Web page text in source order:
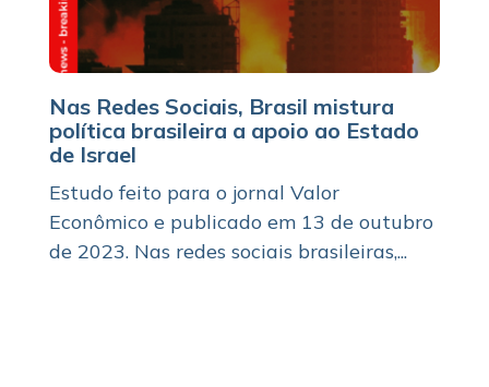
Nas Redes Sociais, Brasil mistura
política brasileira a apoio ao Estado
de Israel
Estudo feito para o jornal Valor
Econômico e publicado em 13 de outubro
de 2023. Nas redes sociais brasileiras,...